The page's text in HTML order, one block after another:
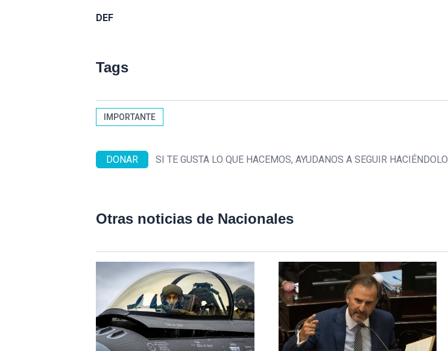
DEF
Tags
IMPORTANTE
DONAR SI TE GUSTA LO QUE HACEMOS, AYUDANOS A SEGUIR HACIÉNDOLO
Otras noticias de Nacionales